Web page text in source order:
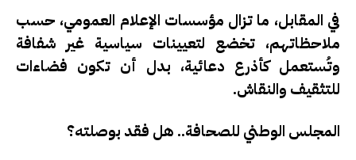
في المقابل، ما تزال مؤسسات الإعلام العمومي، حسب
ملاحظاتهم، تخضع لتعيينات سياسية غير شفافة
وتُستعمل كأذرع دعائية، بدل أن تكون فضاءات
للتثقيف والنقاش.
المجلس الوطني للصحافة.. هل فقد بوصلته؟